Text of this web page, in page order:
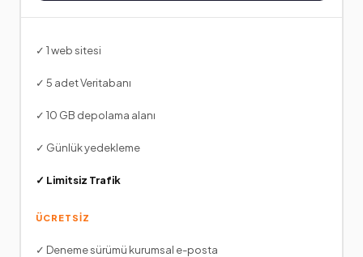
✓ 1 web sitesi
✓ 5 adet Veritabanı
✓ 10 GB depolama alanı
✓ Günlük yedekleme
✓ Limitsiz Trafik
ÜCRETSİZ
✓ Deneme sürümü kurumsal e-posta